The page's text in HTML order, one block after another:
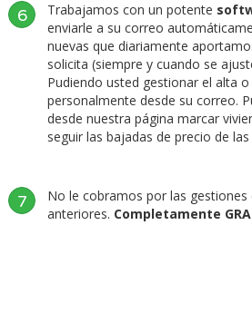
6 Trabajamos con un potente
enviarle a su correo
nuevas que diariamente
solicita (siempre y cuando se
Pudiendo usted gestionar el alta
personalmente desde su correo.
desde nuestra página marcar
seguir las bajadas de precio de
7
No le cobramos por las gestiones
anteriores. Completamente